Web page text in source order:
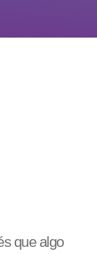
que algo